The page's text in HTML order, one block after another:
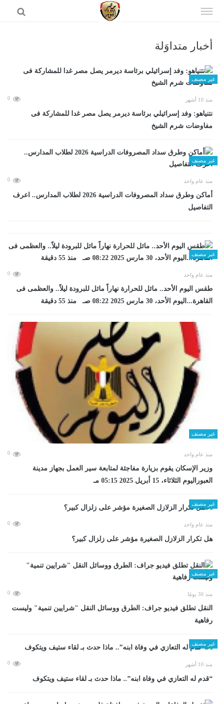
الى
أخبار متداوَلة
غير مصنف
منذ 10 أشهر 0
نتنياهو: وفد إسرائيلي برئاسة ديرمر يصل مصر غدا للمشاركة فى
مفاوضات شرم الشيخ
غير مصنف
منذ عام واحد 0
أماكن وطرق سداد المصروفات الدراسية 2026 لطلاب المدارس.. اعرف
التفاصيل
غير مصنف
منذ عام واحد 0
طقس اليوم الأحد.. مائل للحرارة نهاراً مائل للبرودة ليلاً.. والعظمى فى
القاهرة...اليوم الأحد، 30 مارس 2025 08:22 صـ منذ 55 دقيقة
غير مصنف
منذ عام واحد 0
وزير الإسكان يقوم بزيارة مفاجئة لمتابعة سير العمل بجهاز مدينة
العبوراليوم الثلاثاء، 15 أبريل 2025 05:15 مـ
غير مصنف
منذ عام واحد 0
هل تكرار الزلازل الصغيرة مؤشر على زلزال كبير؟
غير مصنف
منذ 30 يومًا 0
​النقل تطلق فيديو جراف: الطرق ووسائل النقل "شرايين تنمية" وليست
رفاهية
غير مصنف
منذ 10 أشهر 0
“قدم له التعازي في وفاة ابنه”.. ماذا حدث بـ لقاء ستيف ويتكوف